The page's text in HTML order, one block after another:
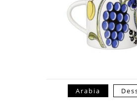
Arabia